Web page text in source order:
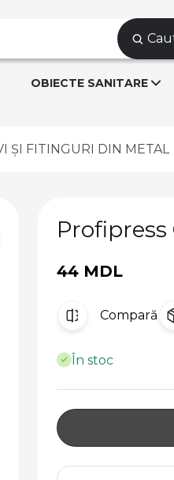
OBIECTE SANITARE
ȘI FITINGURI DIN METAL
Profipress
44 MDL
Compară
În stoc